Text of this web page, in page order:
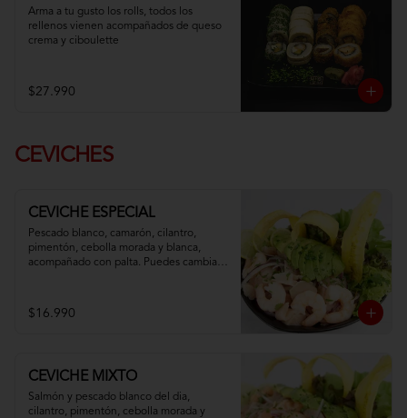
Arma a tu gusto los rolls, todos los
rellenos vienen acompañados de queso
crema y ciboulette
$27.990
CEVICHES
CEVICHE ESPECIAL
Pescado blanco, camarón, cilantro,
pimentón, cebolla morada y blanca,
acompañado con palta. Puedes cambiar
$16.990
CEVICHE MIXTO
Salmón y pescado blanco del dia,
cilantro, pimentón, cebolla morada y